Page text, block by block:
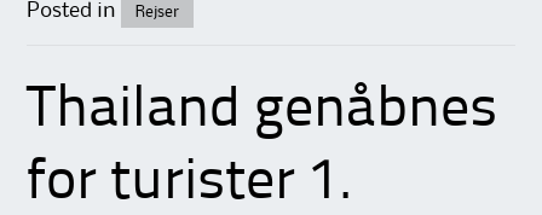
Posted in Rejser
Thailand genåbnes
for turister 1.